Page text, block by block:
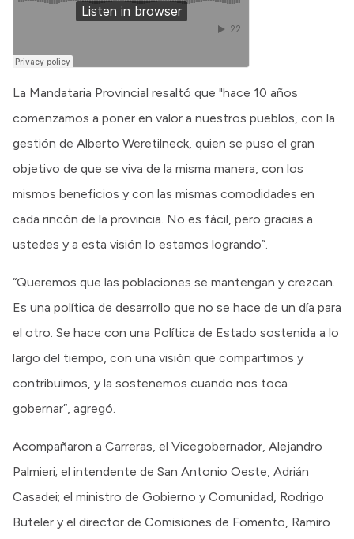
La Mandataria Provincial resaltó que "hace 10 años
comenzamos a poner en valor a nuestros pueblos, con la
gestión de Alberto Weretilneck, quien se puso el gran
objetivo de que se viva de la misma manera, con los
mismos beneficios y con las mismas comodidades en
cada rincón de la provincia. No es fácil, pero gracias a
ustedes y a esta visión lo estamos logrando”.
“Queremos que las poblaciones se mantengan y crezcan.
Es una política de desarrollo que no se hace de un día para
el otro. Se hace con una Política de Estado sostenida a lo
largo del tiempo, con una visión que compartimos y
contribuimos, y la sostenemos cuando nos toca
gobernar”, agregó.
Acompañaron a Carreras, el Vicegobernador, Alejandro
Palmieri; el intendente de San Antonio Oeste, Adrián
Casadei; el ministro de Gobierno y Comunidad, Rodrigo
Buteler y el director de Comisiones de Fomento, Ramiro